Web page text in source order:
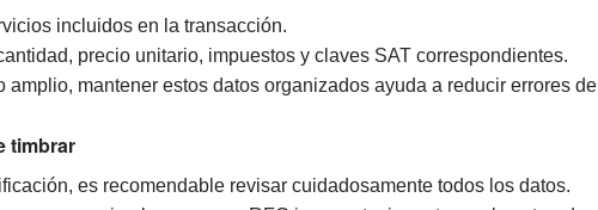
incluidos en la transacción.
precio unitario, impuestos y claves SAT correspondientes.
mantener estos datos organizados ayuda a reducir errores de
timbrar
es recomendable revisar cuidadosamente todos los datos.